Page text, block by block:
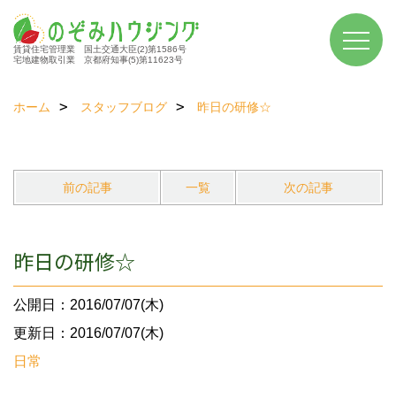
賃貸住宅管理業 国土交通大臣(2)第1586号
宅地建物取引業 京都府知事(5)第11623号
ホーム スタッフブログ 昨日の研修☆
前の記事 一覧 次の記事
昨日の研修☆
公開日：2016/07/07(木)
更新日：2016/07/07(木)
日常